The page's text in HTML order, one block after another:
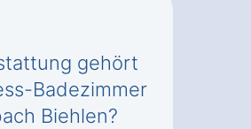
gehört
Badezimmer
Biehlen?